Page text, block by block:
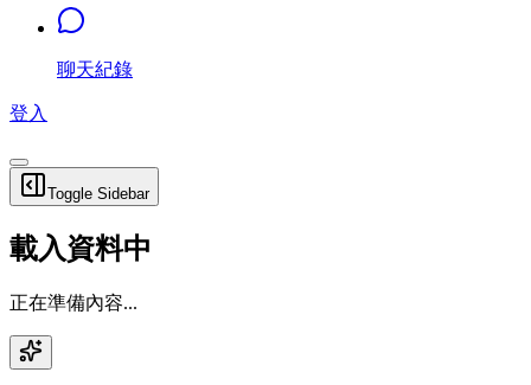
聊天紀錄
登入
Toggle Sidebar
載入資料中
正在準備內容...